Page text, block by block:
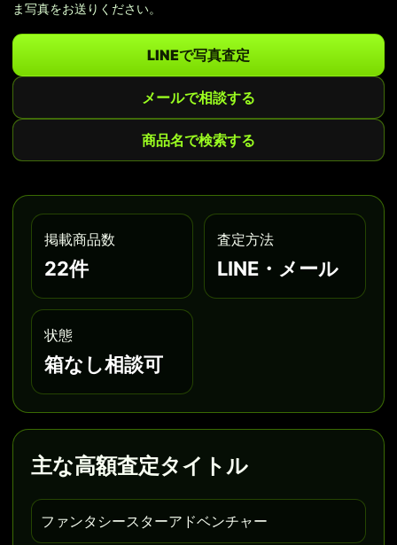
ま写真をお送りください。
LINEで写真査定
メールで相談する
商品名で検索する
掲載商品数
22件
査定方法
LINE・メール
状態
箱なし相談可
主な高額査定タイトル
ファンタシースターアドベンチャー